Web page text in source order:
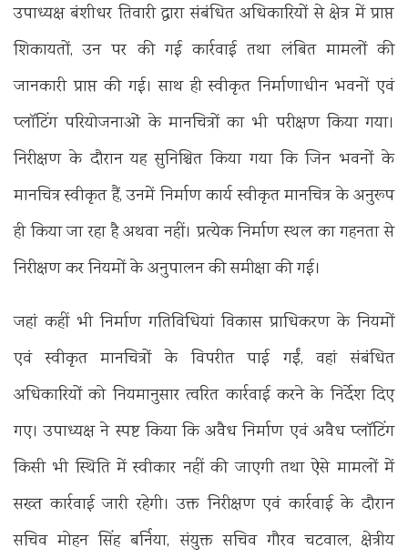
उपाध्यक्ष बंशीधर तिवारी द्वारा संबंधित अधिकारियों से क्षेत्र में प्राप्त
शिकायतों, उन पर की गई कार्रवाई तथा लंबित मामलों की
जानकारी प्राप्त की गई। साथ ही स्वीकृत निर्माणाधीन भवनों एवं
प्लॉटिंग परियोजनाओं के मानचित्रों का भी परीक्षण किया गया।
निरीक्षण के दौरान यह सुनिश्चित किया गया कि जिन भवनों के
मानचित्र स्वीकृत हैं, उनमें निर्माण कार्य स्वीकृत मानचित्र के अनुरूप
ही किया जा रहा है अथवा नहीं। प्रत्येक निर्माण स्थल का गहनता से
निरीक्षण कर नियमों के अनुपालन की समीक्षा की गई।
जहां कहीं भी निर्माण गतिविधियां विकास प्राधिकरण के नियमों
एवं स्वीकृत मानचित्रों के विपरीत पाई गईं, वहां संबंधित
अधिकारियों को नियमानुसार त्वरित कार्रवाई करने के निर्देश दिए
गए। उपाध्यक्ष ने स्पष्ट किया कि अवैध निर्माण एवं अवैध प्लॉटिंग
किसी भी स्थिति में स्वीकार नहीं की जाएगी तथा ऐसे मामलों में
सख्त कार्रवाई जारी रहेगी। उक्त निरीक्षण एवं कार्रवाई के दौरान
सचिव मोहन सिंह बर्निया, संयुक्त सचिव गौरव चटवाल, क्षेत्रीय